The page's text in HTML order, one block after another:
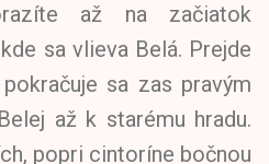
až na začiatok
sa vlieva Belá. Prejde
sa zas pravým
až k starému hradu.
popri cintoríne bočnou